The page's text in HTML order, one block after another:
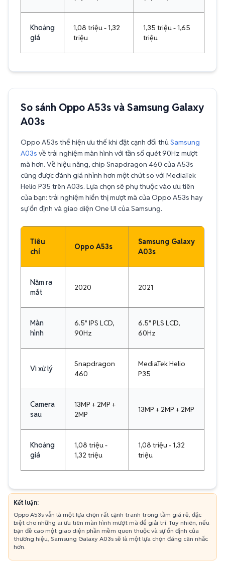
Khoảng
giá
1,08 triệu - 1,32
triệu
1,35 triệu - 1,65
triệu
So sánh Oppo A53s và Samsung Galaxy
A03s
Oppo A53s thể hiện ưu thế khi đặt cạnh đối thủSamsung
A03s về trải nghiệm màn hình với tần số quét 90Hz mượt
mà hơn. Về hiệu năng, chip Snapdragon 460 của A53s
cũng được đánh giá nhỉnh hơn một chút so với MediaTek
Helio P35 trên A03s. Lựa chọn sẽ phụ thuộc vào ưu tiên
của bạn: trải nghiệm hiển thị mượt mà của Oppo A53s hay
sự ổn định và giao diện One UI của Samsung.
Tiêu
chí
Oppo A53s
Samsung Galaxy
A03s
Năm ra
mắt
2020 2021
Màn
hình
6.5" IPS LCD,
90Hz
6.5" PLS LCD,
60Hz
Vi xử lý
Snapdragon
460
MediaTek Helio
P35
Camera
sau
13MP + 2MP +
2MP
13MP + 2MP + 2MP
Khoảng
giá
1,08 triệu -
1,32 triệu
1,08 triệu - 1,32
triệu
Kết luận:
Oppo A53s vẫn là một lựa chọn rất cạnh tranh trong tầm giá rẻ, đặc
biệt cho những ai ưu tiên màn hình mượt mà để giải trí. Tuy nhiên, nếu
bạn đề cao một giao diện phần mềm quen thuộc và sự ổn định của
thương hiệu, Samsung Galaxy A03s sẽ là một lựa chọn đáng cân nhắc
hơn.